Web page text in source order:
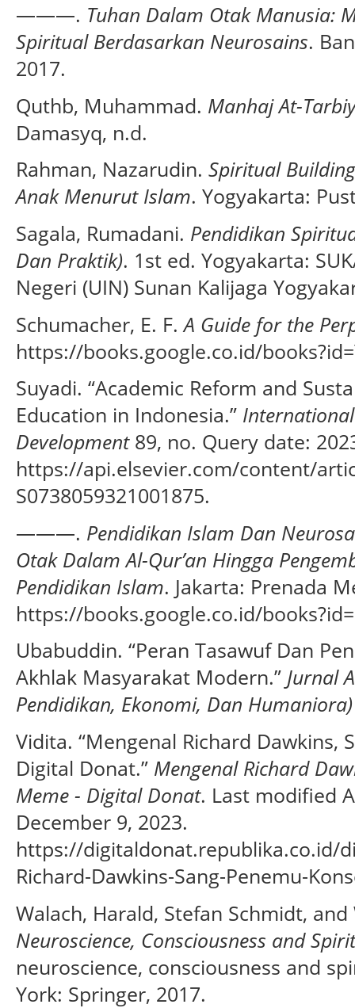
———. Tuhan Dalam Otak Manusia:
Spiritual Berdasarkan Neurosains.
2017.
Quthb, Muhammad. Manhaj At-
Damasyq, n.d.
Rahman, Nazarudin. Spiritual
Anak Menurut Islam. Yogyakarta:
Sagala, Rumadani. Pendidikan
Dan Praktik). 1st ed. Yogyakarta:
Negeri (UIN) Sunan Kalijaga
Schumacher, E. F.A Guide for the
https://books.google.co.id/
Suyadi. “Academic Reform and
Education in Indonesia.”
Development89, no. Query date:
https://api.elsevier.com/content/
S0738059321001875.
———. Pendidikan Islam Dan
Otak Dalam Al-Qur’an Hingga
Pendidikan Islam. Jakarta: Prenada
https://books.google.co.id/
Ubabuddin. “Peran Tasawuf Dan
Akhlak Masyarakat Modern.” Jurnal
Pendidikan, Ekonomi, Dan Humaniora)
Vidita. “Mengenal Richard Dawkins,
Digital Donat.” Mengenal Richard
Meme - Digital Donat. Last modified
December 9, 2023.
https://digitaldonat.republika.co.id/
Richard-Dawkins-Sang-Penemu-
Walach, Harald, Stefan Schmidt, and
Neuroscience, Consciousness and
neuroscience, consciousness and
York: Springer, 2017.